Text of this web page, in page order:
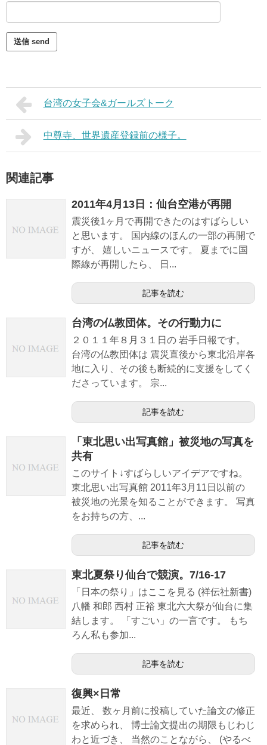
台湾の女子会&ガールズトーク
中尊寺、世界遺産登録前の様子。
関連記事
2011年4月13日：仙台空港が再開
震災後1ヶ月で再開できたのはすばらしい
と思います。 国内線のほんの一部の再開で
すが、 嬉しいニュースです。 夏までに国
際線が再開したら、 日...
記事を読む
台湾の仏教団体。その行動力に
２０１１年８月３１日の 岩手日報です。
台湾の仏教団体は 震災直後から東北沿岸各
地に入り、その後も断続的に支援をしてく
ださっています。 宗...
記事を読む
「東北思い出写真館」被災地の写真を
共有
このサイト↓すばらしいアイデアですね。
東北思い出写真館 2011年3月11日以前の
被災地の光景を知ることができます。 写真
をお持ちの方、...
記事を読む
東北夏祭り仙台で競演。7/16-17
「日本の祭り」はここを見る (祥伝社新書)
八幡 和郎 西村 正裕 東北六大祭が仙台に集
結します。 「すごい」の一言です。 もち
ろん私も参加...
記事を読む
復興×日常
最近、 数ヶ月前に投稿していた論文の修正
を求められ、 博士論文提出の期限もじわじ
わと近づき、 当然のことながら、 (やるべ